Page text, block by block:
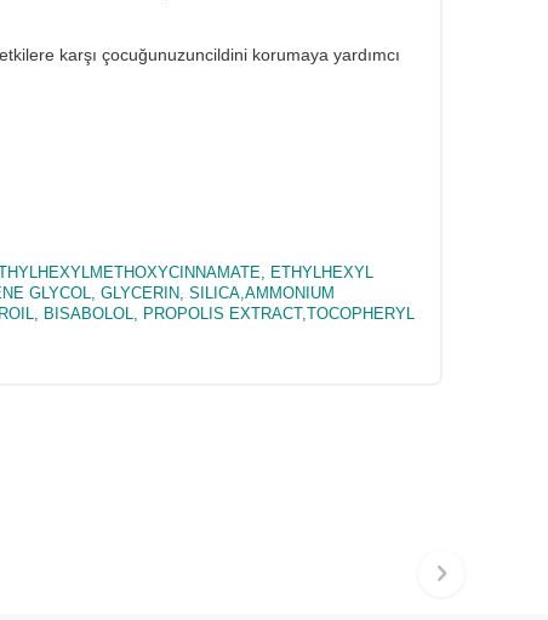
karşı çocuğunuzuncildini korumaya yardımcı
ETHYLHEXYL
GLYCOL, GLYCERIN, SILICA,AMMONIUM
BISABOLOL, PROPOLIS EXTRACT,TOCOPHERYL